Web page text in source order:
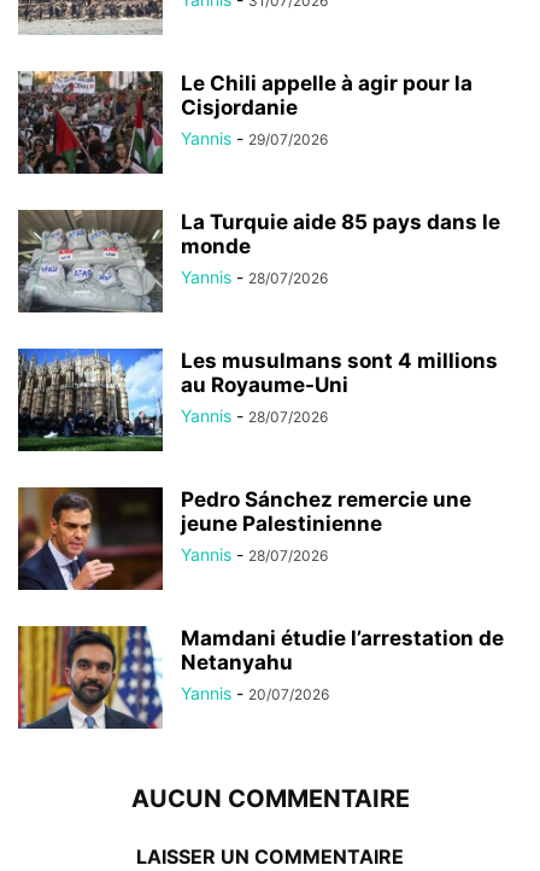
Le Chili appelle à agir pour la
Cisjordanie
Yannis - 29/07/2026
La Turquie aide 85 pays dans le
monde
Yannis - 28/07/2026
Les musulmans sont 4 millions
au Royaume-Uni
Yannis - 28/07/2026
Pedro Sánchez remercie une
jeune Palestinienne
Yannis - 28/07/2026
Mamdani étudie l’arrestation de
Netanyahu
Yannis - 20/07/2026
AUCUN COMMENTAIRE
LAISSER UN COMMENTAIRE